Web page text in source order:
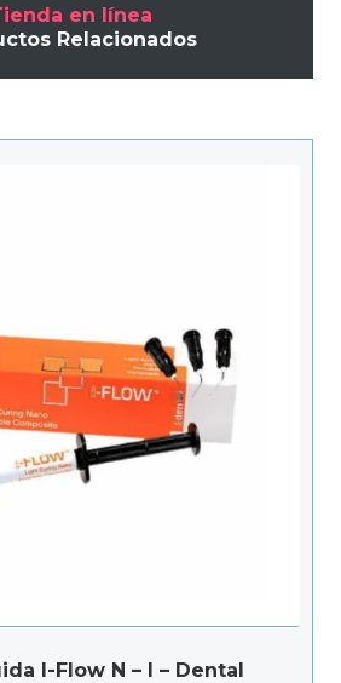
en línea
Relacionados
I-Flow N – I – Dental